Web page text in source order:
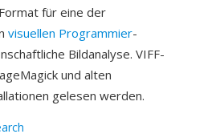
für eine der
visuellen Programmier-
Bildanalyse. VIFF-
und alten
gelesen werden.